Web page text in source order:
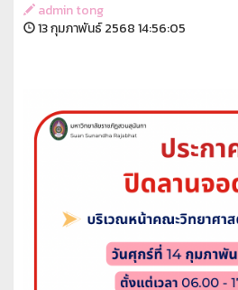
admin tong
13 กุมภาพันธ์ 2568 14:56:05